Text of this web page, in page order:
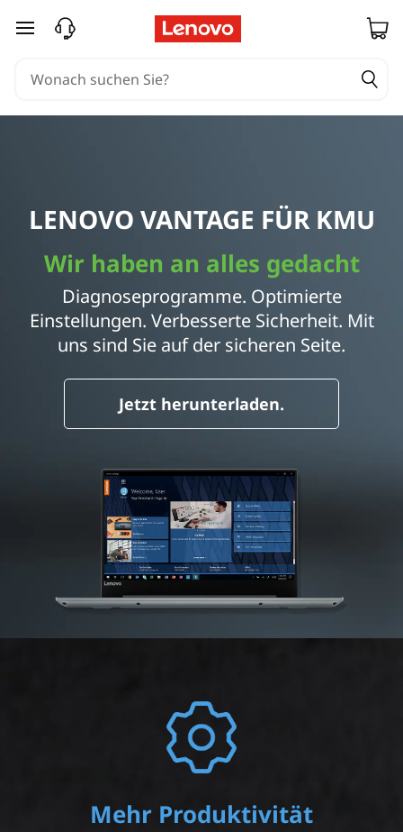
zum Hauptinhalt springen
LENOVO VANTAGE FÜR KMU
Wir haben an alles gedacht
Diagnoseprogramme. Optimierte
Einstellungen. Verbesserte Sicherheit. Mit
uns sind Sie auf der sicheren Seite.
Jetzt herunterladen.
Mehr Produktivität